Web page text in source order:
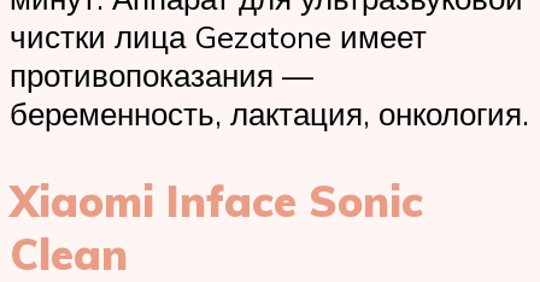
чистки лица Gezatone имеет
противопоказания —
беременность, лактация, онкология.
Xiaomi Inface Sonic
Clean